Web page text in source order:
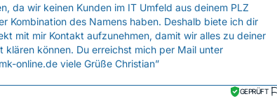
da wir keinen Kunden im IT Umfeld aus deinem PLZ
Kombination des Namens haben. Deshalb biete ich dir
mit mir Kontakt aufzunehmen, damit wir alles zu deiner
klären können. Du erreichst mich per Mail unter
online.de viele Grüße Christian”
GEPRÜFT